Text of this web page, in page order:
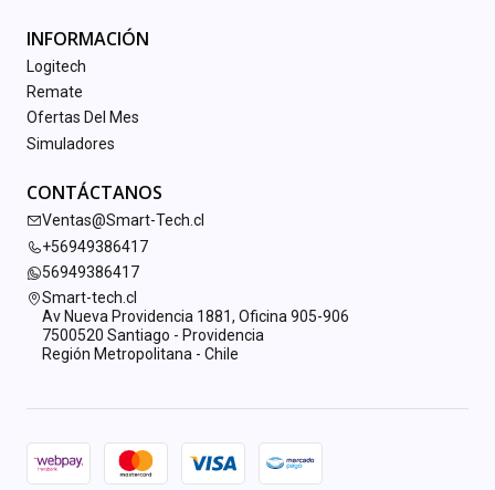
INFORMACIÓN
Logitech
Remate
Ofertas Del Mes
Simuladores
CONTÁCTANOS
Ventas@Smart-Tech.cl
+56949386417
56949386417
Smart-tech.cl
Av Nueva Providencia 1881, Oficina 905-906
7500520 Santiago - Providencia
Región Metropolitana - Chile